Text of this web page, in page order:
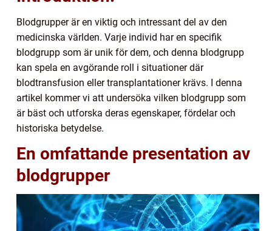
Blodgrupper är en viktig och intressant del av den
medicinska världen. Varje individ har en specifik
blodgrupp som är unik för dem, och denna blodgrupp
kan spela en avgörande roll i situationer där
blodtransfusion eller transplantationer krävs. I denna
artikel kommer vi att undersöka vilken blodgrupp som
är bäst och utforska deras egenskaper, fördelar och
historiska betydelse.
En omfattande presentation av
blodgrupper